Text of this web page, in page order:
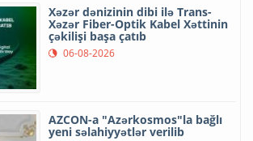
Xəzər dənizinin dibi ilə Trans-
Xəzər Fiber-Optik Kabel Xəttinin
çəkilişi başa çatıb
06-08-2026
AZCON-a "Azərkosmos"la bağlı
yeni səlahiyyətlər verilib